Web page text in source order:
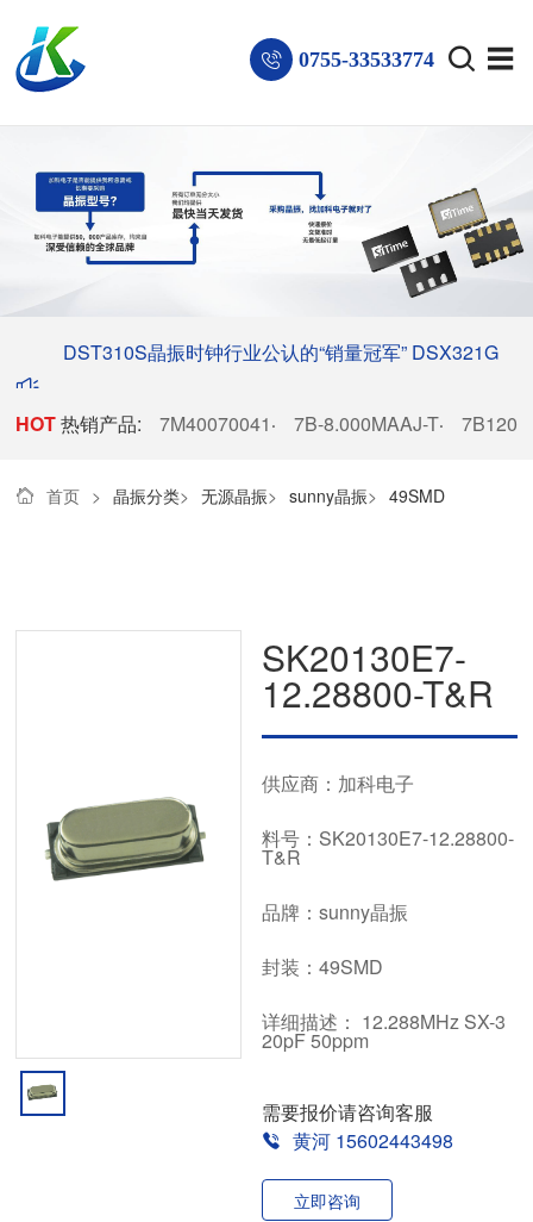
0755-33533774
DST310S晶振时钟行业公认的“销量冠军” DSX321G
晶振稳居电子厂商热销榜首
HOT热销产品: 7M40070041 · 7B-8.000MAAJ-T·
首页 > 晶振分类> 无源晶振> sunny晶振> 49SMD
SK20130E7-
12.28800-T&R
供应商：加科电子
料号：SK20130E7-12.28800-
T&R
品牌：sunny晶振
封装：49SMD
详细描述： 12.288MHz SX-3
20pF 50ppm
需要报价请咨询客服
黄河 15602443498
立即咨询